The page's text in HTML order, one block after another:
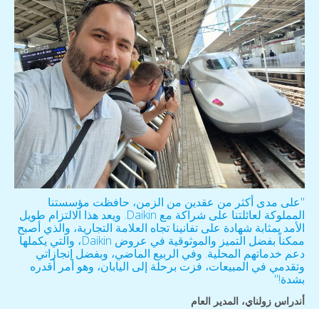
"على مدى أكثر من عقدين من الزمن، حافظت مؤسستنا
المملوكة لعائلتنا على شراكة مع Daikin. ويعد هذا الالتزام طويل
الأمد بمثابة شهادة على تفانينا تجاه العلامة التجارية، والذي أصبح
ممكناً بفضل التميز والموثوقية في عروض Daikin، والتي يكملها
دعم خدماتهم المحلية. وفي الربيع الماضي، وبفضل إنجازاتي
وتقدمي في المبيعات، فزت برحلة إلى اليابان، وهو أمر أقدره
بشدة!"
أندراس زولناي، المدير العام